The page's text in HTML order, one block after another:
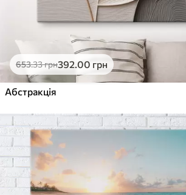
653.33грн392 .00 грн
Абстракція